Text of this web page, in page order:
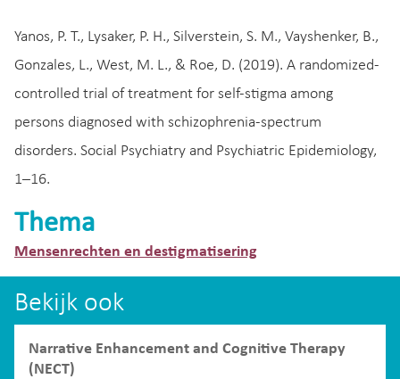
Yanos, P. T., Lysaker, P. H., Silverstein, S. M., Vayshenker, B.,
Gonzales, L., West, M. L., & Roe, D. (2019). A randomized-
controlled trial of treatment for self-stigma among
persons diagnosed with schizophrenia-spectrum
disorders. Social Psychiatry and Psychiatric Epidemiology,
1–16.
Thema
Mensenrechten en destigmatisering
Bekijk ook
Narrative Enhancement and Cognitive Therapy
(NECT)